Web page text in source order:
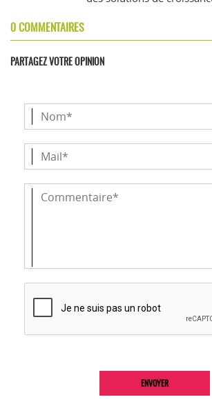
0 COMMENTAIRES
PARTAGEZ VOTRE OPINION